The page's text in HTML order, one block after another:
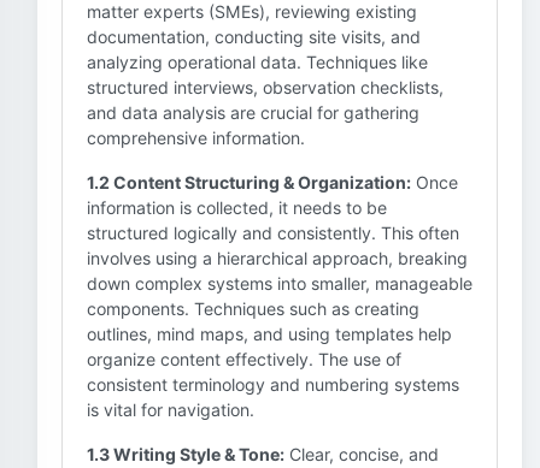
matter experts (SMEs), reviewing existing
documentation, conducting site visits, and
analyzing operational data. Techniques like
structured interviews, observation checklists,
and data analysis are crucial for gathering
comprehensive information.
1.2 Content Structuring & Organization: Once
information is collected, it needs to be
structured logically and consistently. This often
involves using a hierarchical approach, breaking
down complex systems into smaller, manageable
components. Techniques such as creating
outlines, mind maps, and using templates help
organize content effectively. The use of
consistent terminology and numbering systems
is vital for navigation.
1.3 Writing Style & Tone: Clear, concise, and